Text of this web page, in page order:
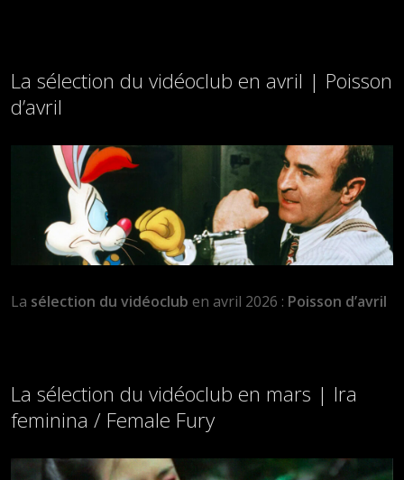
La sélection du vidéoclub en avril | Poisson
d’avril
La sélection du vidéoclub en avril 2026 : Poisson d’avril
La sélection du vidéoclub en mars | Ira
feminina / Female Fury